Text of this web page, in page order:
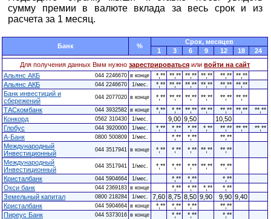
сумму премии в валюте вклада за весь срок и из
расчета за 1 месяц.
Банк %
Cрок, месяцев
1
3 6 9 12 18
24
Для получения данных Вмм нужно зарестрироваться или войти на сайт
Альянс АКБ
044 2246670 в конце *,** **,** **,** **,** **,** **,**
Альянс АКБ
044 2246670 1/мес. *,** **,** **,** **,** **,** **,**
Банк инвестиций и
сбережений
044 2077020 в конце *,** **,** **,** **,** **,** **,**
ТАСкомбанк
044 3932582 в конце *,** *,** **,** **,** **,** **,**
**,**
Конкорд
0562 310430 1/мес. 9,00 9,50
10,50
Глобус
044 3920000 1/мес. *,** *,** *,** *,** **,** **,**
**,**
А-Банк
0800 500809 1/мес. *,** *,**
**,**
Международный
Инвестиционный
044 3517941 в конце *,** *,** *,** **,**
**,**
Международный
Инвестиционный
044 3517941 1/мес. *,** *,** *,** **,**
**,**
Кристалбанк
044 5904664 1/мес. *,** *,**
*,**
Окси банк
044 2369183 в конце *,** *,** *,**
*,**
Земельный капитал
0800 218284 1/мес. 7,60 8,75 8,50 9,90 9,90 9,40
Кристалбанк
044 5904664 в конце *,** *,** *,**
**,**
Пиреус Банк
044 5373016 в конце *,** *,**
*,**